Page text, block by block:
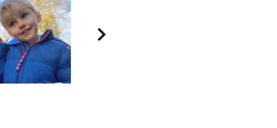
keyboard_arrow_right